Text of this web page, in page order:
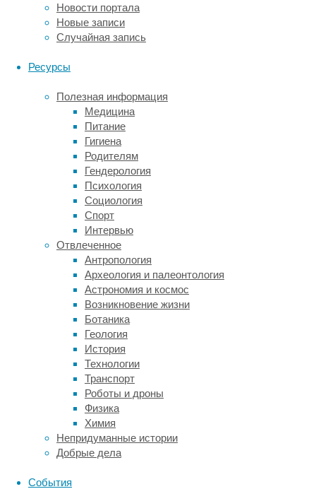
Новости портала
Новые записи
Случайная запись
Ресурсы
Полезная информация
Медицина
Питание
Гигиена
Родителям
Гендерология
Психология
Социология
Спорт
Интервью
Отвлеченное
Антропология
Археология и палеонтология
Астрономия и космос
Возникновение жизни
Ботаника
Геология
История
Технологии
Транспорт
Роботы и дроны
Физика
Химия
Непридуманные истории
Добрые дела
События
Пока
что
учёные
предложили
картины
изменений
головном
мозге,
приводящей
аутизму.
Среди
гипотез:
избыток
нейронов
некоторых
областях
мозга,
разбалансировка
возбуждения
торможения
нейросетях,
нарушения
в
нейромиграции
ранних